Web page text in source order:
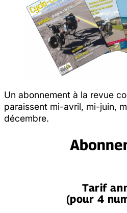
Un abonnement à la revue
paraissent mi-avril, mi-juin,
décembre.
Tarif
(pour 4